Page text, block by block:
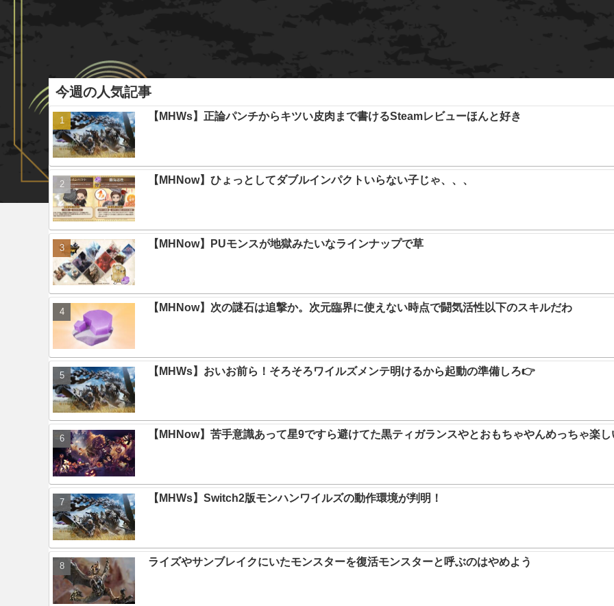
今週の人気記事
【MHWs】正論パンチからキツい皮肉まで書けるSteamレビューほんと好き
【MHNow】ひょっとしてダブルインパクトいらない子じゃ、、、
【MHNow】PUモンスが地獄みたいなラインナップで草
【MHNow】次の謎石は追撃か。次元臨界に使えない時点で闘気活性以下のスキルだわ
【MHWs】おいお前ら！そろそろワイルズメンテ明けるから起動の準備しろ👉
【MHNow】苦手意識あって星9ですら避けてた黒ティガランスやとおもちゃやんめっちゃ楽し
【MHWs】Switch2版モンハンワイルズの動作環境が判明！
ライズやサンブレイクにいたモンスターを復活モンスターと呼ぶのはやめよう